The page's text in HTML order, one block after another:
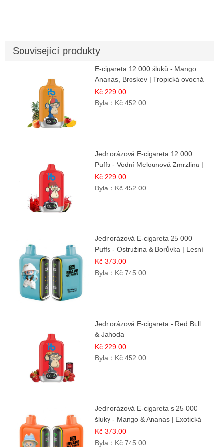
Související produkty
E-cigareta 12 000 šluků - Mango,
Ananas, Broskev | Tropická ovocná
směs
Kč 229.00
Byla： Kč 452.00
Jednorázová E-cigareta 12 000
Puffs - Vodní Melounová Zmrzlina |
Letní dezertní příchuť
Kč 229.00
Byla： Kč 452.00
Jednorázová E-cigareta 25 000
Puffs - Ostružina & Borůvka | Lesní
ovocná směs
Kč 373.00
Byla： Kč 745.00
Jednorázová E-cigareta - Red Bull
& Jahoda
Kč 229.00
Byla： Kč 452.00
Jednorázová E-cigareta s 25 000
šluky - Mango & Ananas | Exotická
ovocná směs
Kč 373.00
Byla： Kč 745.00